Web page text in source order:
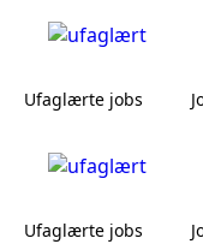
Ufaglærte jobs
Ufaglærte jobs